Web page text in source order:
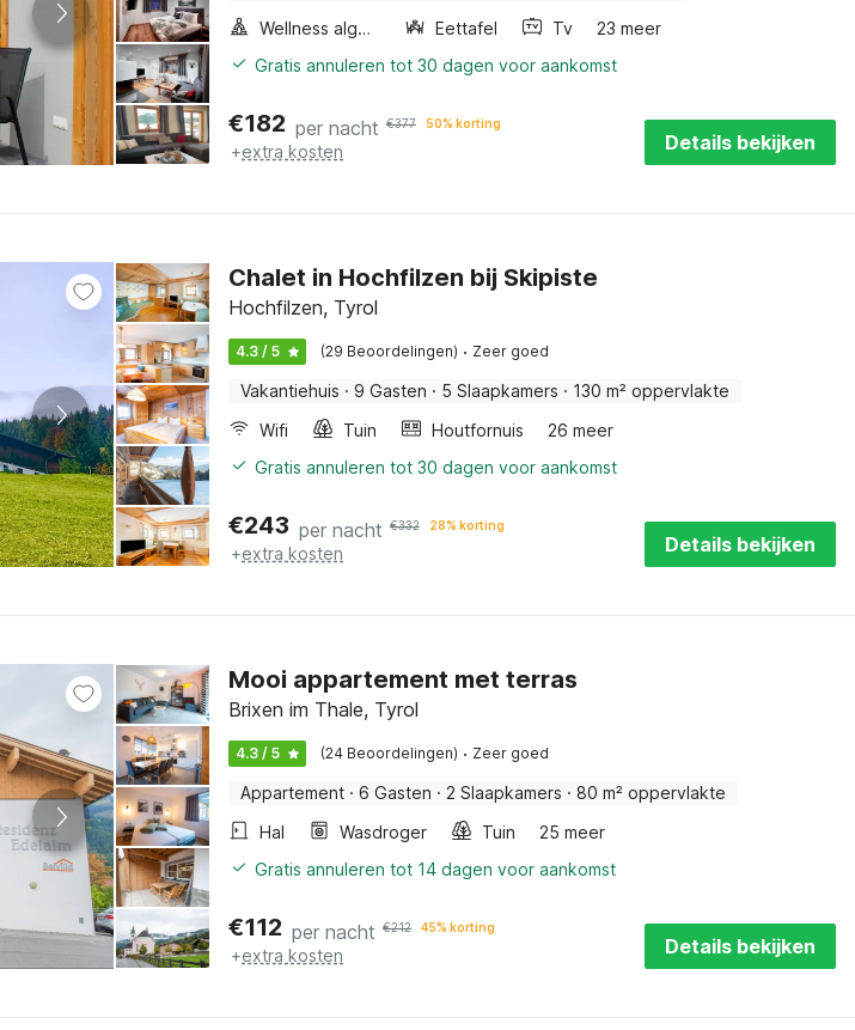
Wellness algemeen
Eettafel Tv
23 meer
Gratis annuleren tot 30 dagen voor aankomst
€182 per nacht €377 50% korting
+extra kosten Details bekijken
Chalet in Hochfilzen bij Skipiste
Hochfilzen, Tyrol
4.3 / 5 (29 Beoordelingen) · Zeer goed
Vakantiehuis · 9 Gasten · 5 Slaapkamers · 130 m² oppervlakte
Wifi
Tuin Houtfornuis
26 meer
Gratis annuleren tot 30 dagen voor aankomst
€243 per nacht €332 28% korting
+extra kosten Details bekijken
Mooi appartement met terras
Brixen im Thale, Tyrol
4.3 / 5 (24 Beoordelingen) · Zeer goed
Appartement · 6 Gasten · 2 Slaapkamers · 80 m² oppervlakte
Hal
Wasdroger Tuin
25 meer
Gratis annuleren tot 14 dagen voor aankomst
€112 per nacht €212 45% korting
+extra kosten Details bekijken